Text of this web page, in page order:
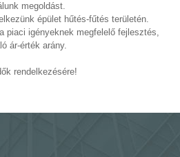
megoldást.
épület hűtés-fűtés területén.
piaci igényeknek megfelelő fejlesztés,
ár-érték arány.
rendelkezésére!